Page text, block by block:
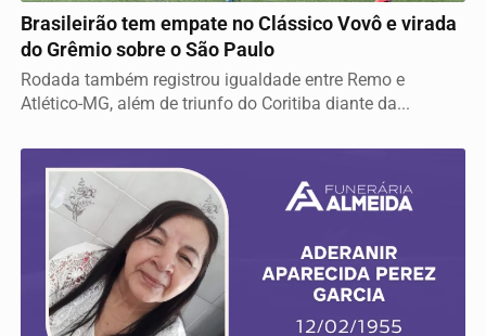
Brasileirão tem empate no Clássico Vovô e virada
do Grêmio sobre o São Paulo
Rodada também registrou igualdade entre Remo e
Atlético-MG, além de triunfo do Coritiba diante da...